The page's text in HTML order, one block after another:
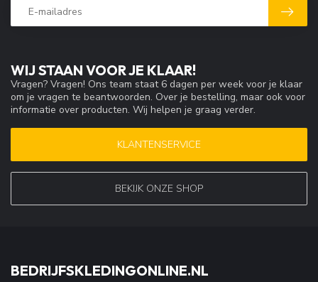
WIJ STAAN VOOR JE KLAAR!
Vragen? Vragen! Ons team staat 6 dagen per week voor je klaar
om je vragen te beantwoorden. Over je bestelling, maar ook voor
informatie over producten. Wij helpen je graag verder.
KLANTENSERVICE
BEKIJK ONZE SHOP
BEDRIJFSKLEDINGONLINE.NL